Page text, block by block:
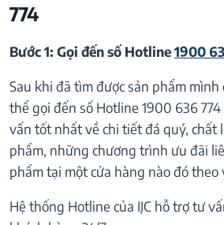
774
Bước 1: Gọi đến số Hotline1900
Sau khi đã tìm được sản phẩm mình
thể gọi đến số Hotline 1900 636 774
vấn tốt nhất về chi tiết đá quý, chất
phẩm, những chương trình ưu đãi
phẩm tại một cửa hàng nào đó theo
Hệ thống Hotline của IJC hỗ trợ tư